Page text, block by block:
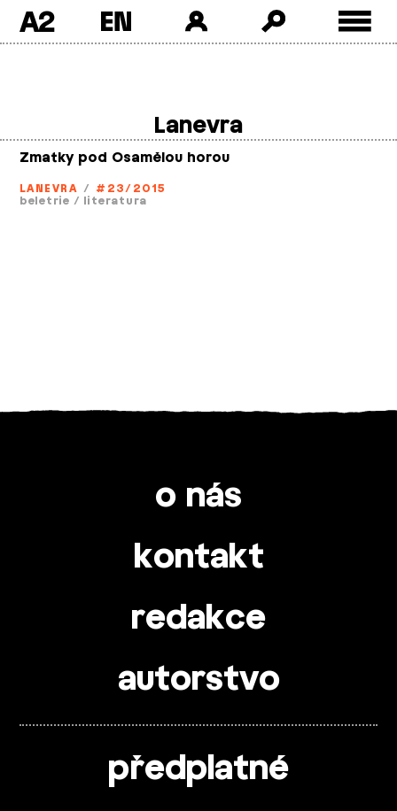
A2
Lanevra
Zmatky pod Osamělou horou
LANEVRA / #23/2015
beletrie / literatura
o nás
kontakt
redakce
autorstvo
předplatné